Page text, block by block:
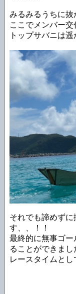
みるみるうちに抜
ここでメンバー
トップサバニは遥
それでも諦めずに
す、、！！
最終的に無事ゴ
ることができまし
レースタイムとし